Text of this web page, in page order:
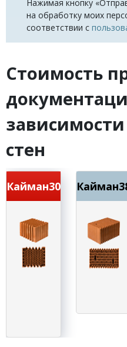
Нажимая кнопку
на обработку моих
соответствии с
Стоимость
стен
Кайман30